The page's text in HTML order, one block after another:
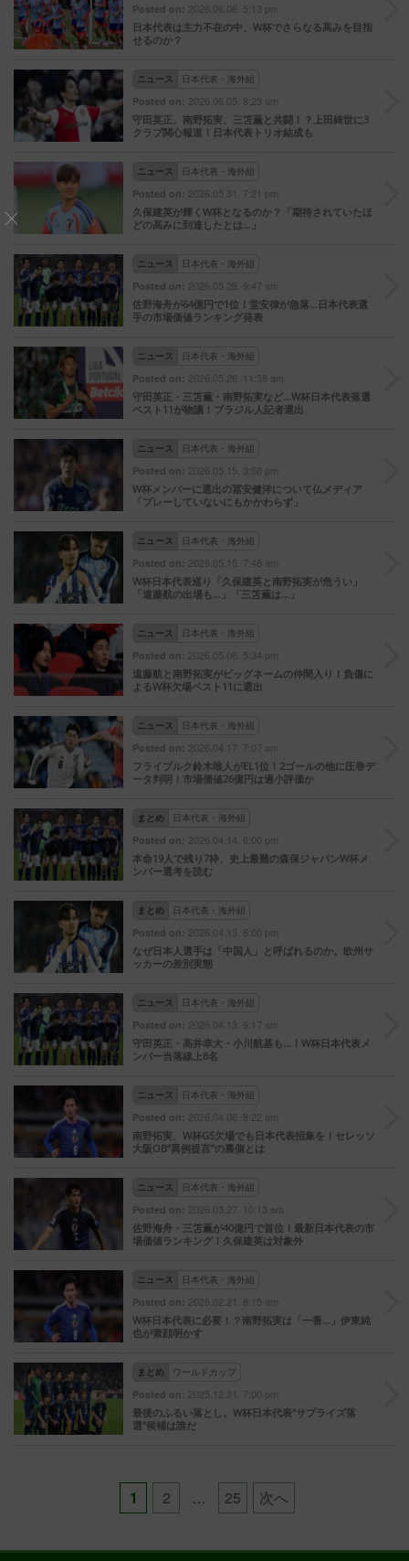
Posted on: 2026.06.06. 5:13 pm
日本代表は主力不在の中、W杯でさらなる高みを目指
せるのか？
ニュース 日本代表・海外組
Posted on: 2026.06.05. 8:23 am
守田英正、南野拓実、三笘薫と共闘！？上田綺世に3
クラブ関心報道！日本代表トリオ結成も
ニュース 日本代表・海外組
Posted on: 2026.05.31. 7:21 pm
久保建英が輝くW杯となるのか？「期待されていたほ
どの高みに到達したとは…」
ニュース 日本代表・海外組
Posted on: 2026.05.28. 9:47 am
佐野海舟が64億円で1位！堂安律が急落…日本代表選
手の市場価値ランキング発表
ニュース 日本代表・海外組
Posted on: 2026.05.26. 11:38 am
守田英正・三笘薫・南野拓実など…W杯日本代表落選
ベスト11が物議！ブラジル人記者選出
ニュース 日本代表・海外組
Posted on: 2026.05.15. 3:58 pm
W杯メンバーに選出の冨安健洋について仏メディア
「プレーしていないにもかかわらず」
ニュース 日本代表・海外組
Posted on: 2026.05.15. 7:48 am
W杯日本代表巡り「久保建英と南野拓実が危うい」
「遠藤航の出場も…」「三笘薫は…」
ニュース 日本代表・海外組
Posted on: 2026.05.06. 5:34 pm
遠藤航と南野拓実がビッグネームの仲間入り！負傷に
よるW杯欠場ベスト11に選出
ニュース 日本代表・海外組
Posted on: 2026.04.17. 7:07 am
フライブルク鈴木唯人がEL1位！2ゴールの他に圧巻デ
ータ判明！市場価値26億円は過小評価か
まとめ 日本代表・海外組
Posted on: 2026.04.14. 6:00 pm
本命19人で残り7枠、史上最難の森保ジャパンW杯メ
ンバー選考を読む
まとめ 日本代表・海外組
Posted on: 2026.04.13. 6:00 pm
なぜ日本人選手は「中国人」と呼ばれるのか。欧州サ
ッカーの差別実態
ニュース 日本代表・海外組
Posted on: 2026.04.13. 9:17 am
守田英正・高井幸大・小川航基も…！W杯日本代表メ
ンバー当落線上8名
ニュース 日本代表・海外組
Posted on: 2026.04.06. 8:22 am
南野拓実、W杯GS欠場でも日本代表招集を！セレッソ
大阪OB”異例提言”の裏側とは
ニュース 日本代表・海外組
Posted on: 2026.03.27. 10:13 am
佐野海舟・三笘薫が40億円で首位！最新日本代表の市
場価値ランキング！久保建英は対象外
ニュース 日本代表・海外組
Posted on: 2026.02.21. 8:15 am
W杯日本代表に必要！？南野拓実は「一番…」伊東純
也が素顔明かす
まとめ ワールドカップ
Posted on: 2025.12.31. 7:00 pm
最後のふるい落とし。W杯日本代表“サプライズ落
選”候補は誰だ
Posts
pagination
1 2 … 25 次へ